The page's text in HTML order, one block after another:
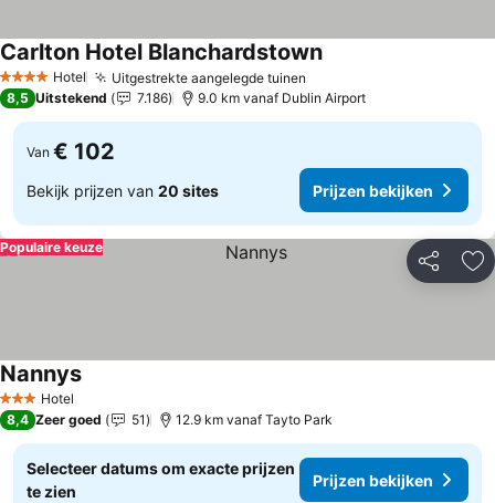
4 SterrenHotel Uitgestrekte aangelegde tuinen
Carlton Hotel Blanchardstown
8,5 Uitstekend 7.186 9.0 km vanaf Dublin Airport
Van € 102
Bekijk prijzen van 20 sites Prijzen bekijken
Delen
Populaire keuze
3 SterrenHotel
Nannys
8,4 Zeer goed 51 12.9 km vanaf Tayto Park
Selecteer datums om exacte prijzen
te zien
Prijzen bekijken